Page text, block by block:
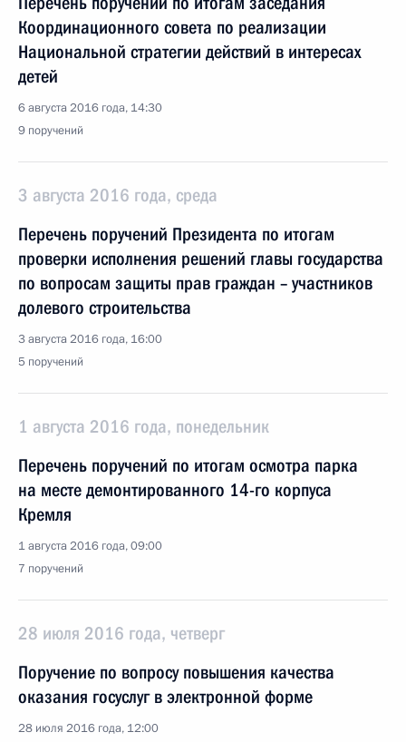
Координационного совета по реализации
Национальной стратегии действий в интересах
детей
6 августа 2016 года, 14:30
9 поручений
3 августа 2016 года, среда
Перечень поручений Президента по итогам
проверки исполнения решений главы государства
по вопросам защиты прав граждан – участников
долевого строительства
3 августа 2016 года, 16:00
5 поручений
1 августа 2016 года, понедельник
Перечень поручений по итогам осмотра парка
на месте демонтированного 14-го корпуса
Кремля
1 августа 2016 года, 09:00
7 поручений
28 июля 2016 года, четверг
Поручение по вопросу повышения качества
оказания госуслуг в электронной форме
28 июля 2016 года, 12:00